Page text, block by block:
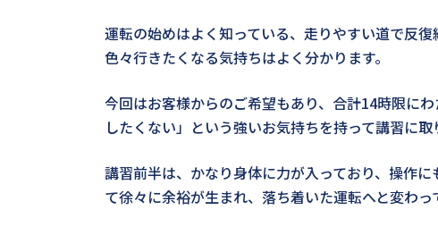
運転の始めはよく知っている、走りやすい道で反
色々行きたくなる気持ちはよく分かります。
今回はお客様からのご希望もあり、合計14時限に
したくない」という強いお気持ちを持って講習に
講習前半は、かなり身体に力が入っており、操作
て徐々に余裕が生まれ、落ち着いた運転へと変わっ